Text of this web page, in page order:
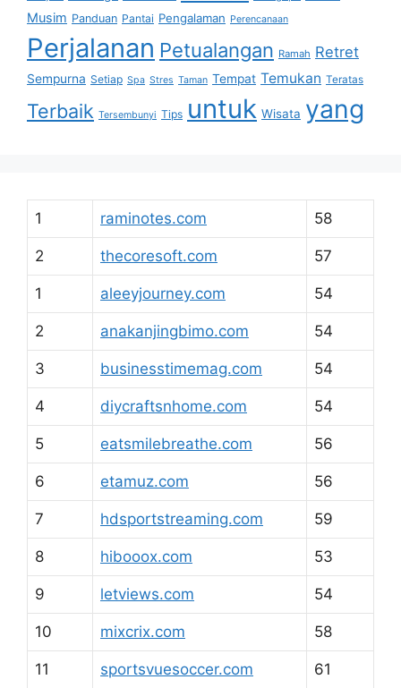
Musim Panduan Pantai Pengalaman Perencanaan
Perjalanan Petualangan Ramah Retret
Sempurna Setiap Spa Stres Taman Tempat Temukan Teratas
Terbaik Tersembunyi Tips untuk Wisata yang
1 raminotes.com 58
2 thecoresoft.com 57
1 aleeyjourney.com 54
2 anakanjingbimo.com 54
3 businesstimemag.com 54
4 diycraftsnhome.com 54
5 eatsmilebreathe.com 56
6 etamuz.com 56
7 hdsportstreaming.com 59
8 hibooox.com 53
9 letviews.com 54
10 mixcrix.com 58
11 sportsvuesoccer.com 61